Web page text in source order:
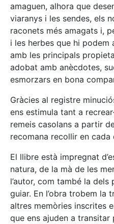
amaguen, alhora que
viaranys i les sendes, els
raconets més amagats i,
i les herbes que hi podem
amb les principals
adobat amb anècdotes,
esmorzars en bona
Gràcies al registre
ens estimula tant a
remeis casolans a partir
recomana recollir en cada
El llibre està impregnat
natura, de la mà de les
l’autor, com també la
guiar. En l’obra trobem la
altres memòries inscrites
que ens ajuden a